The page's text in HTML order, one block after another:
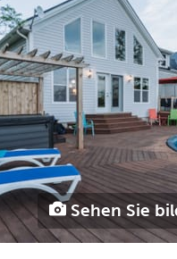
Sehen Sie